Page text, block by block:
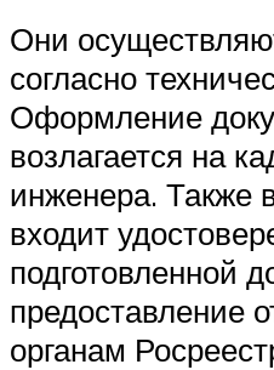
Они
согласно
Оформление
возлагается на
инженера. Также
входит
подготовленной
предоставление
органам